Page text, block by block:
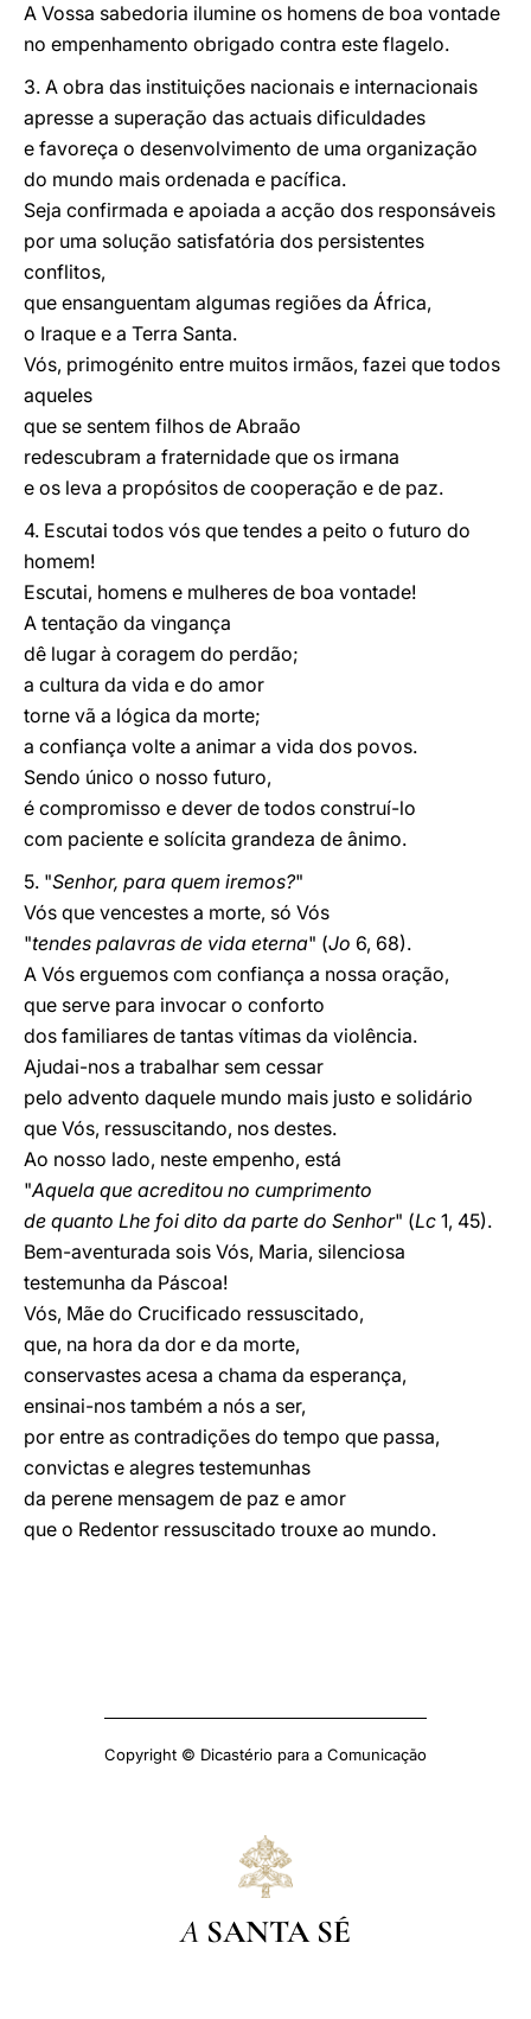
A Vossa sabedoria ilumine os homens de boa vontade
no empenhamento obrigado contra este flagelo.
3. A obra das instituições nacionais e internacionais
apresse a superação das actuais dificuldades
e favoreça o desenvolvimento de uma organização
do mundo mais ordenada e pacífica.
Seja confirmada e apoiada a acção dos responsáveis
por uma solução satisfatória dos persistentes
conflitos,
que ensanguentam algumas regiões da África,
o Iraque e a Terra Santa.
Vós, primogénito entre muitos irmãos, fazei que todos
aqueles
que se sentem filhos de Abraão
redescubram a fraternidade que os irmana
e os leva a propósitos de cooperação e de paz.
4. Escutai todos vós que tendes a peito o futuro do
homem!
Escutai, homens e mulheres de boa vontade!
A tentação da vingança
dê lugar à coragem do perdão;
a cultura da vida e do amor
torne vã a lógica da morte;
a confiança volte a animar a vida dos povos.
Sendo único o nosso futuro,
é compromisso e dever de todos construí-lo
com paciente e solícita grandeza de ânimo.
5. "Senhor, para quem iremos?"
Vós que vencestes a morte, só Vós
"tendes palavras de vida eterna" (Jo 6, 68).
A Vós erguemos com confiança a nossa oração,
que serve para invocar o conforto
dos familiares de tantas vítimas da violência.
Ajudai-nos a trabalhar sem cessar
pelo advento daquele mundo mais justo e solidário
que Vós, ressuscitando, nos destes.
Ao nosso lado, neste empenho, está
"Aquela que acreditou no cumprimento
de quanto Lhe foi dito da parte do Senhor" (Lc 1, 45).
Bem-aventurada sois Vós, Maria, silenciosa
testemunha da Páscoa!
Vós, Mãe do Crucificado ressuscitado,
que, na hora da dor e da morte,
conservastes acesa a chama da esperança,
ensinai-nos também a nós a ser,
por entre as contradições do tempo que passa,
convictas e alegres testemunhas
da perene mensagem de paz e amor
que o Redentor ressuscitado trouxe ao mundo.
Copyright © Dicastério para a Comunicação
A SANTA SÉ